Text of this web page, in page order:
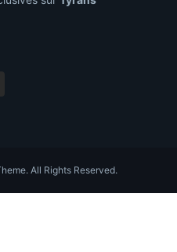
All Rights Reserved.